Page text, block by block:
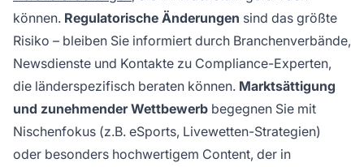
können. Regulatorische Änderungen sind das größte
Risiko – bleiben Sie informiert durch Branchenverbände,
Newsdienste und Kontakte zu Compliance-Experten,
die länderspezifisch beraten können. Marktsättigung
und zunehmender Wettbewerb begegnen Sie mit
Nischenfokus (z.B. eSports, Livewetten-Strategien)
oder besonders hochwertigem Content, der in